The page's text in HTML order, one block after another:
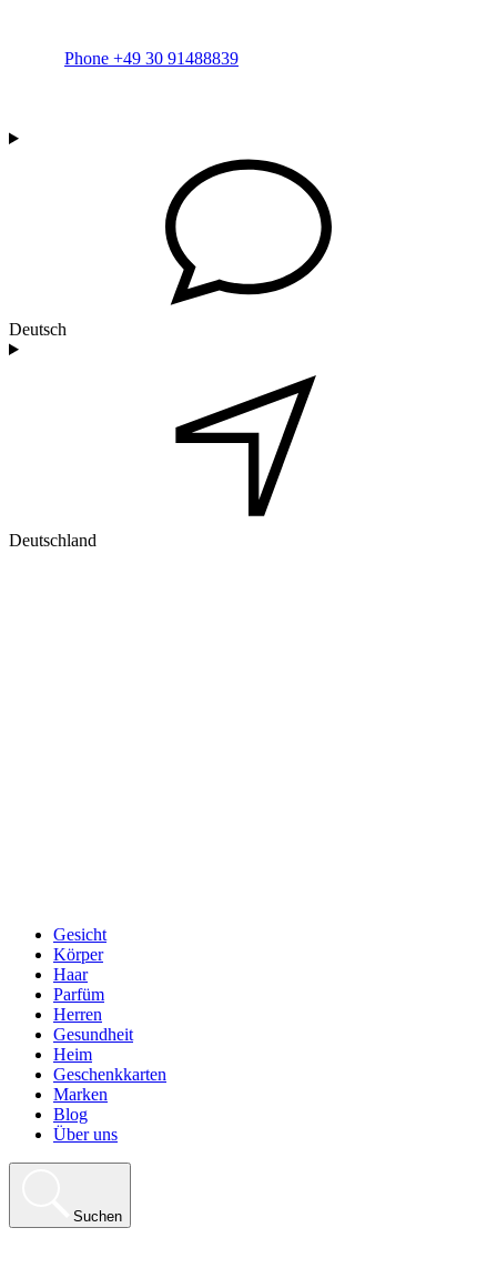
Phone +49 30 91488839
Deutsch
Deutschland
Gesicht
Körper
Haar
Parfüm
Herren
Gesundheit
Heim
Geschenkkarten
Marken
Blog
Über uns
Suchen